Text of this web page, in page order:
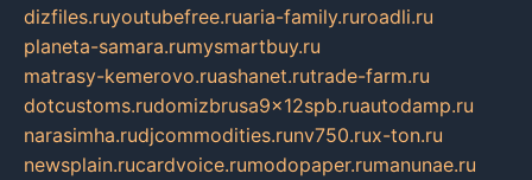
dizfiles.ruyoutubefree.ruaria-family.ruroadli.ru
planeta-samara.rumysmartbuy.ru
matrasy-kemerovo.ruashanet.rutrade-farm.ru
dotcustoms.rudomizbrusa9x12spb.ruautodamp.ru
narasimha.rudjcommodities.runv750.rux-ton.ru
newsplain.rucardvoice.rumodopaper.rumanunae.ru